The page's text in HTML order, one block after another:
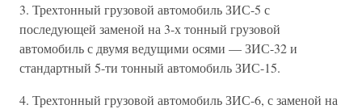
3. Трехтонный грузовой автомобиль ЗИС-5 с
последующей заменой на 3-х тонный грузовой
автомобиль с двумя ведущими осями — ЗИС-32 и
стандартный 5-ти тонный автомобиль ЗИС-15.
4. Трехтонный грузовой автомобиль ЗИС-6, с заменой на